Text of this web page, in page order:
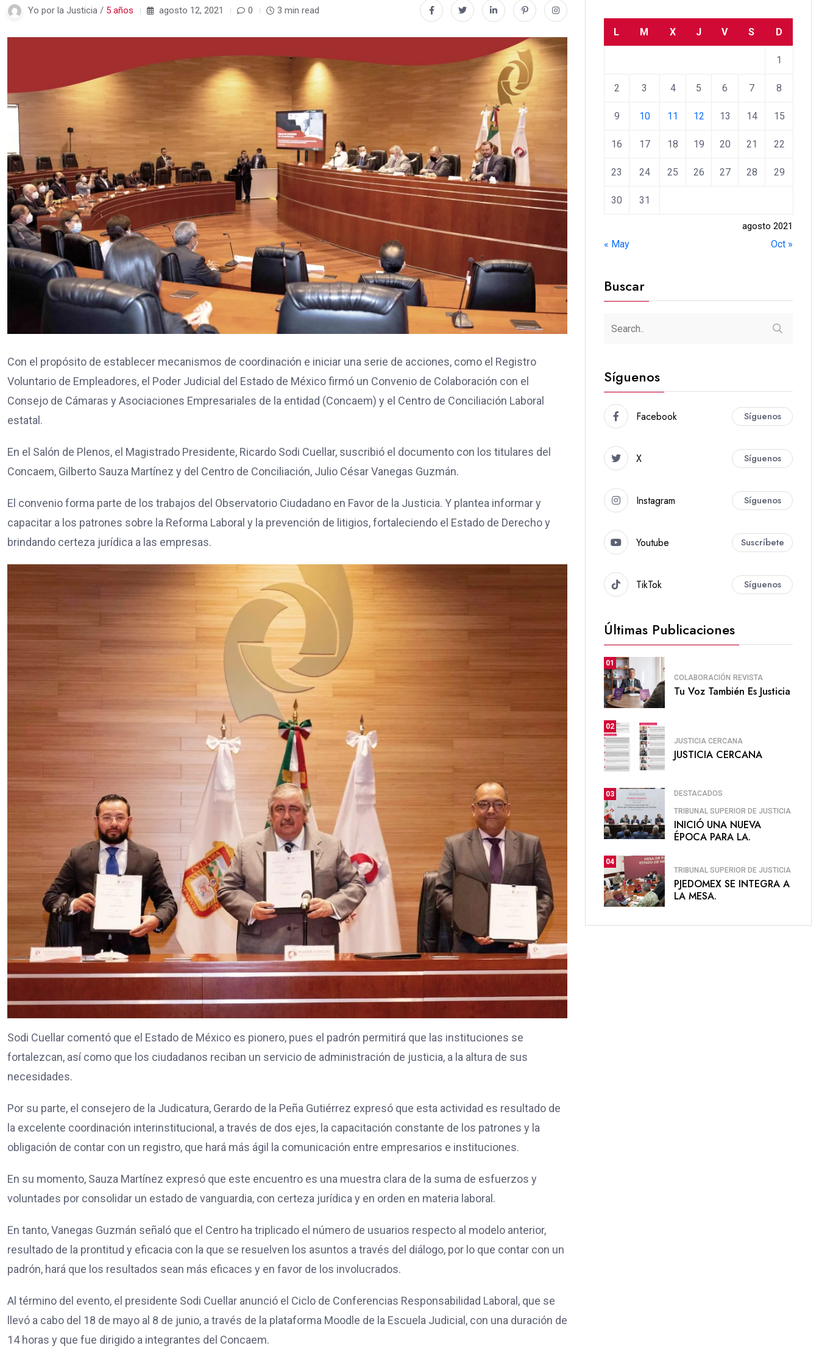
Yo por la Justicia / 5 años agosto 12, 2021 0 3 min read
Con el propósito de establecer mecanismos de coordinación e iniciar una serie de acciones, como el Registro
Voluntario de Empleadores, el Poder Judicial del Estado de México firmó un Convenio de Colaboración con el
Consejo de Cámaras y Asociaciones Empresariales de la entidad (Concaem) y el Centro de Conciliación Laboral
estatal.
En el Salón de Plenos, el Magistrado Presidente, Ricardo Sodi Cuellar, suscribió el documento con los titulares del
Concaem, Gilberto Sauza Martínez y del Centro de Conciliación, Julio César Vanegas Guzmán.
El convenio forma parte de los trabajos del Observatorio Ciudadano en Favor de la Justicia. Y plantea informar y
capacitar a los patrones sobre la Reforma Laboral y la prevención de litigios, fortaleciendo el Estado de Derecho y
brindando certeza jurídica a las empresas.
Sodi Cuellar comentó que el Estado de México es pionero, pues el padrón permitirá que las instituciones se
fortalezcan, así como que los ciudadanos reciban un servicio de administración de justicia, a la altura de sus
necesidades.
Por su parte, el consejero de la Judicatura, Gerardo de la Peña Gutiérrez expresó que esta actividad es resultado de
la excelente coordinación interinstitucional, a través de dos ejes, la capacitación constante de los patrones y la
obligación de contar con un registro, que hará más ágil la comunicación entre empresarios e instituciones.
En su momento, Sauza Martínez expresó que este encuentro es una muestra clara de la suma de esfuerzos y
voluntades por consolidar un estado de vanguardia, con certeza jurídica y en orden en materia laboral.
En tanto, Vanegas Guzmán señaló que el Centro ha triplicado el número de usuarios respecto al modelo anterior,
resultado de la prontitud y eficacia con la que se resuelven los asuntos a través del diálogo, por lo que contar con un
padrón, hará que los resultados sean más eficaces y en favor de los involucrados.
Al término del evento, el presidente Sodi Cuellar anunció el Ciclo de Conferencias Responsabilidad Laboral, que se
llevó a cabo del 18 de mayo al 8 de junio, a través de la plataforma Moodle de la Escuela Judicial, con una duración de
14 horas y que fue dirigido a integrantes del Concaem.
agosto 2021
L M X J V S D
1
2 3 4 5 6 7 8
9 10 11 12 13 14 15
16 17 18 19 20 21 22
23 24 25 26 27 28 29
30 31
« May Oct »
Buscar
Síguenos
Facebook Síguenos
X Síguenos
Instagram Síguenos
Youtube Suscríbete
TikTok Síguenos
Últimas Publicaciones
01
COLABORACIÓN REVISTA
Tu Voz También Es Justicia
02
JUSTICIA CERCANA
JUSTICIA CERCANA
03 DESTACADOS
TRIBUNAL SUPERIOR DE JUSTICIA
INICIÓ UNA NUEVA
ÉPOCA PARA LA.
04
TRIBUNAL SUPERIOR DE JUSTICIA
PJEDOMEX SE INTEGRA A
LA MESA.